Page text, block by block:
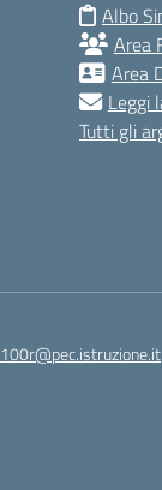
Albo
Area
Area
Leggi
Tutti gli